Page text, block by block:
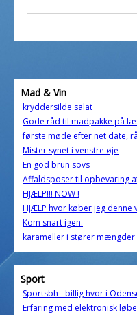
Mad & Vin
kryddersilde salat
Gode råd til madpakke på
første møde efter net date,
Mister synet i venstre øje
En god brun sovs
Affaldsposer til opbevaring
HJÆLP!!! NOW !
HJÆLP hvor køber jeg denne
Kom snart igen.
karameller i stører mængder
Sport
Sportsbh - billig hvor i
Erfaring med elektronisk